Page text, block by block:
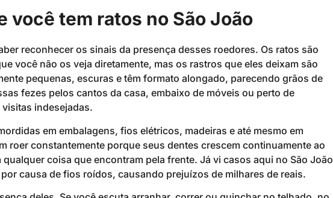
você tem ratos no São João
reconhecer os sinais da presença desses roedores. Os ratos são
você não os veja diretamente, mas os rastros que eles deixam são
pequenas, escuras e têm formato alongado, parecendo grãos de
fezes pelos cantos da casa, embaixo de móveis ou perto de
indesejadas.
em embalagens, fios elétricos, madeiras e até mesmo em
roer constantemente porque seus dentes crescem continuamente ao
coisa que encontram pela frente. Já vi casos aqui no São João
causa de fios roídos, causando prejuízos de milhares de reais.